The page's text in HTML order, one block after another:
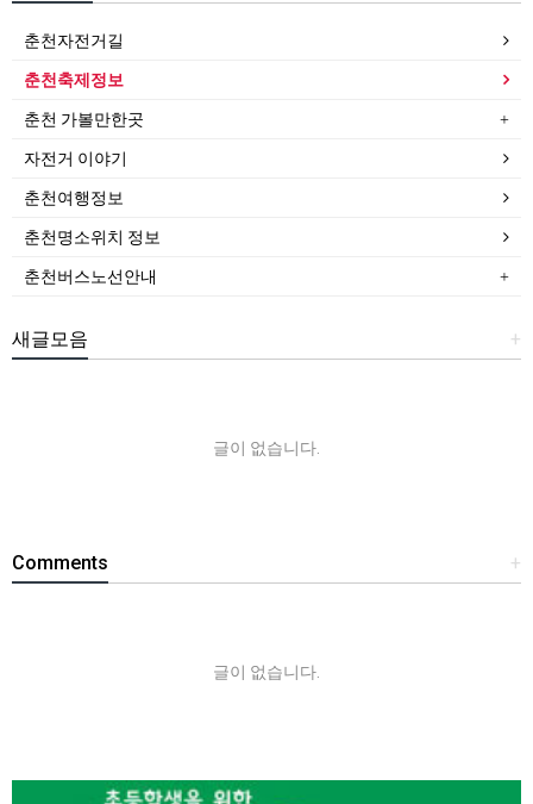
춘천자전거길
춘천축제정보
춘천 가볼만한곳
자전거 이야기
춘천여행정보
춘천명소위치 정보
춘천버스노선안내
+
새글모음
글이 없습니다.
+
Comments
글이 없습니다.